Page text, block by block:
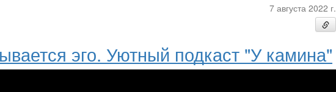
7 августа 2022 г.
эго. Уютный подкаст "У камина"